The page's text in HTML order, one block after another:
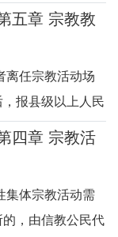
的其他人员主
点。按照宗教习
，如祈
五章 宗教教
离任宗教活动场
报县级以上人民
教职人员担任
教职，一是要经
四章 宗教活
集体宗教活动需
，由信教公民代